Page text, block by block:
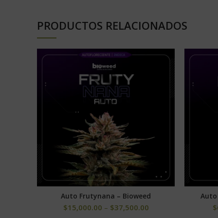
PRODUCTOS RELACIONADOS
SELECCIONAR OPCIONES
Auto Frutynana – Bioweed
$15,000.00 – $37,500.00
Auto
$